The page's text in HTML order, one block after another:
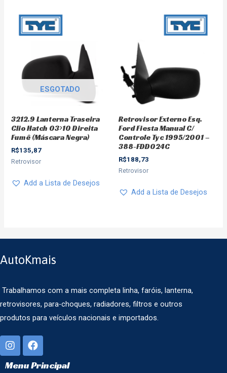
ESGOTADO
3212.9 Lanterna Traseira
Clio Hatch 03>10 Direita
Fumê (Máscara Negra)
R$135,87
Retrovisor
Add a Lista de Desejos
Retrovisor Externo Esq.
Ford Fiesta Manual C/
Controle Tyc 1995/2001 –
388-FDD024C
R$188,73
Retrovisor
Add a Lista de Desejos
AutoKmais
Trabalhamos com a mais completa linha, faróis, lanterna,
retrovisores, para-choques, radiadores, filtros e outros
produtos para veículos nacionais e importados.
Menu Principal